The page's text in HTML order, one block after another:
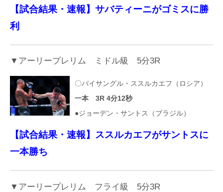
【試合結果・速報】サバティーニがゴミスに勝
利
▼アーリープレリム ミドル級 5分3R
〇バイサングル・ススルカエフ（ロシア）
一本 3R 4分12秒
●ジョーデン・サントス（ブラジル）
【試合結果・速報】ススルカエフがサントスに
一本勝ち
▼アーリープレリム フライ級 5分3R